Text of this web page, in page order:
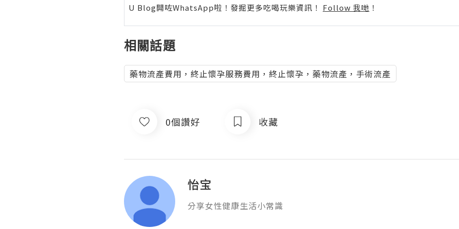
U Blog開咗WhatsApp啦！發掘更多吃喝玩樂資訊！ Follow 我哋 ！
相關話題
藥物流產費用，終止懷孕服務費用，終止懷孕，藥物流產，手術流產
0個讚好 收藏
怡宝
分享女性健康生活小常識